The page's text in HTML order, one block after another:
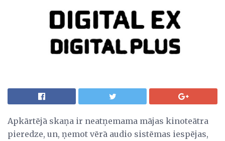
Apkārtējā skaņa ir neatņemama mājas kinoteātra
pieredze, un, ņemot vērā audio sistēmas iespējas,